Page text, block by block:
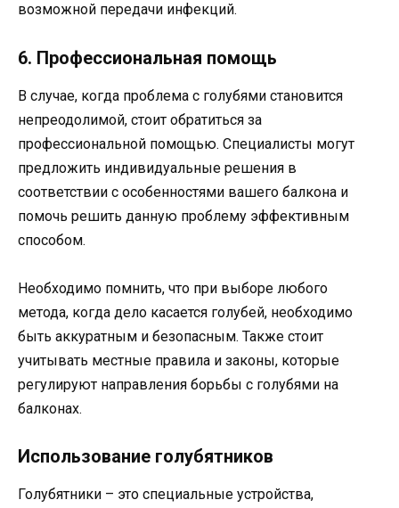
возможной передачи инфекций.
6. Профессиональная помощь
В случае, когда проблема с голубями становится
непреодолимой, стоит обратиться за
профессиональной помощью. Специалисты могут
предложить индивидуальные решения в
соответствии с особенностями вашего балкона и
помочь решить данную проблему эффективным
способом.
Необходимо помнить, что при выборе любого
метода, когда дело касается голубей, необходимо
быть аккуратным и безопасным. Также стоит
учитывать местные правила и законы, которые
регулируют направления борьбы с голубями на
балконах.
Использование голубятников
Голубятники – это специальные устройства,